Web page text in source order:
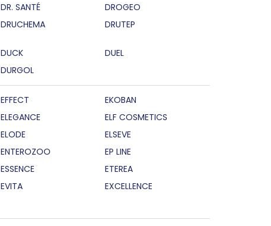
DR. SANTÉ
DROGEO
DRUCHEMA DRUTEP
DUCK
DUEL
DURGOL
EFFECT
EKOBAN
ELEGANCE
ELF COSMETICS
ELODE
ELSEVE
ENTEROZOO
EP LINE
ESSENCE
ETEREA
EVITA
EXCELLENCE